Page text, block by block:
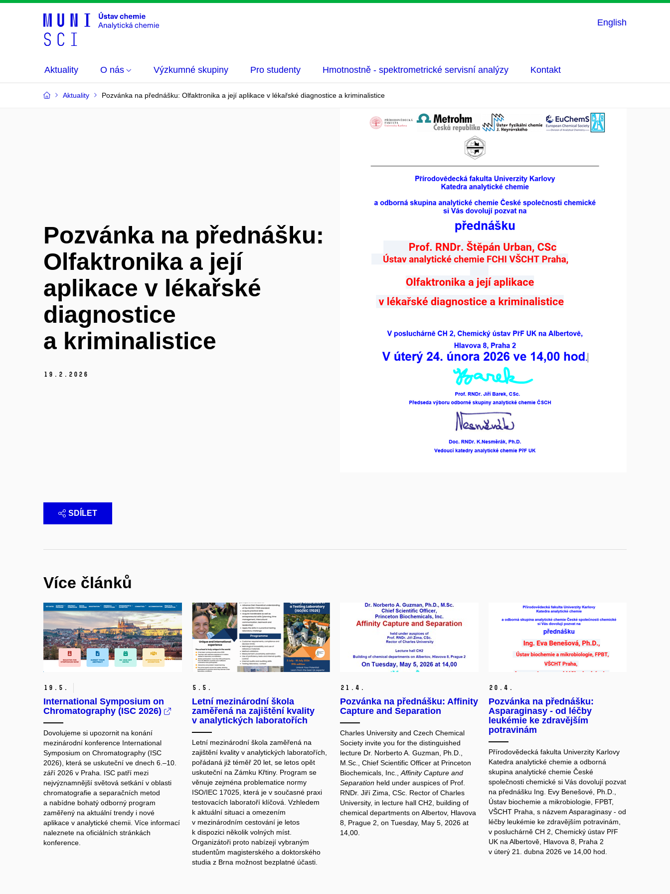
English
Aktuality O nás Výzkumné skupiny Pro studenty Hmotnostně - spektrometrické servisní analýzy Kontakt
Aktuality Pozvánka na přednášku: Olfaktronika a její aplikace v lékařské diagnostice a kriminalistice
Pozvánka na přednášku:
Olfaktronika a její
aplikace v lékařské
diagnostice
a kriminalistice
19. 2. 2026
SDÍLET
Více článků
19. 5.
International Symposium on
Chromatography (ISC 2026)
Dovolujeme si upozornit na konání
mezinárodní konference International
Symposium on Chromatography (ISC
2026) , která se uskuteční ve dnech 6.–10.
září 2026 v Praha . ISC patří mezi
nejvýznamnější světová setkání v oblasti
chromatografie a separačních metod
a nabídne bohatý odborný program
zaměřený na aktuální trendy i nové
aplikace v analytické chemii. Více informací
naleznete na oficiálních stránkách
konference.
5. 5.
Letní mezinárodní škola
zaměřená na zajištění kvality
v analytických laboratořích
Letní mezinárodní škola zaměřená na
zajištění kvality v analytických laboratořích,
pořádaná již téměř 20 let, se letos opět
uskuteční na Zámku Křtiny. Program se
věnuje zejména problematice normy
ISO/IEC 17025, která je v současné praxi
testovacích laboratoří klíčová. Vzhledem
k aktuální situaci a omezením
v mezinárodním cestování je letos
k dispozici několik volných míst.
Organizátoři proto nabízejí vybraným
studentům magisterského a doktorského
studia z Brna možnost bezplatné účasti.
21. 4.
Pozvánka na přednášku: Affinity
Capture and Separation
Charles University and Czech Chemical
Society invite you for the distinguished
lecture Dr. Norberto A. Guzman, Ph.D.,
M.Sc., Chief Scientific Officer at Princeton
Biochemicals, Inc., Affinity Capture and
Separation held under auspices of Prof.
RNDr. Jiří Zima, CSc. Rector of Charles
University, in lecture hall CH2, building of
chemical departments on Albertov, Hlavova
8, Prague 2, on Tuesday, May 5, 2026 at
14,00.
20. 4.
Pozvánka na přednášku:
Asparaginasy - od léčby
leukémie ke zdravějším
potravinám
Přírodovědecká fakulta Univerzity Karlovy
Katedra analytické chemie a odborná
skupina analytické chemie České
společnosti chemické si Vás dovolují pozvat
na přednášku Ing. Evy Benešové, Ph.D.,
Ústav biochemie a mikrobiologie, FPBT,
VŠCHT Praha, s názvem Asparaginasy - od
léčby leukémie ke zdravějším potravinám,
v posluchárně CH 2, Chemický ústav PřF
UK na Albertově, Hlavova 8, Praha 2
v úterý 21. dubna 2026 ve 14,00 hod.